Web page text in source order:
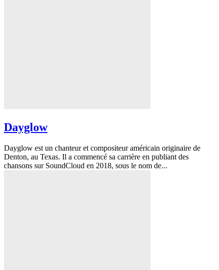
Dayglow
Dayglow est un chanteur et compositeur américain originaire de
Denton, au Texas. Il a commencé sa carrière en publiant des
chansons sur SoundCloud en 2018, sous le nom de...